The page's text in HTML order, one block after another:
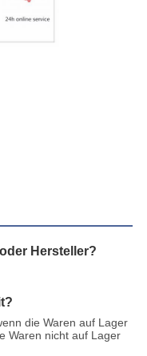
Hersteller?
die Waren auf Lager
Waren nicht auf Lager